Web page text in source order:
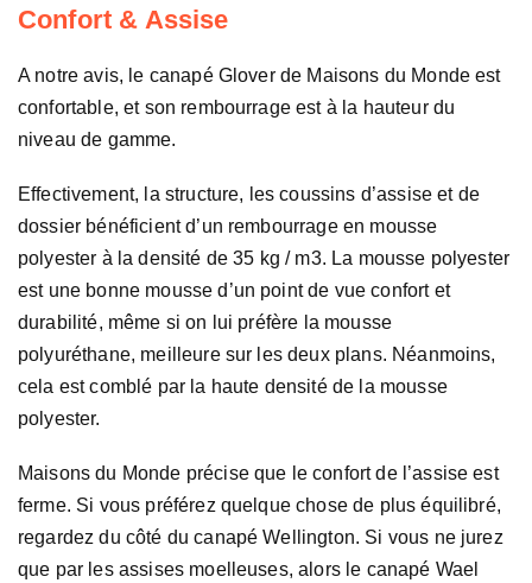
Confort & Assise
A notre avis, le canapé Glover de Maisons du Monde est
confortable, et son rembourrage est à la hauteur du
niveau de gamme.
Effectivement, la structure, les coussins d’assise et de
dossier bénéficient d’un rembourrage en mousse
polyester à la densité de 35 kg / m3. La mousse polyester
est une bonne mousse d’un point de vue confort et
durabilité, même si on lui préfère la mousse
polyuréthane, meilleure sur les deux plans. Néanmoins,
cela est comblé par la haute densité de la mousse
polyester.
Maisons du Monde précise que le confort de l’assise est
ferme. Si vous préférez quelque chose de plus équilibré,
regardez du côté du canapé Wellington. Si vous ne jurez
que par les assises moelleuses, alors le canapé Wael